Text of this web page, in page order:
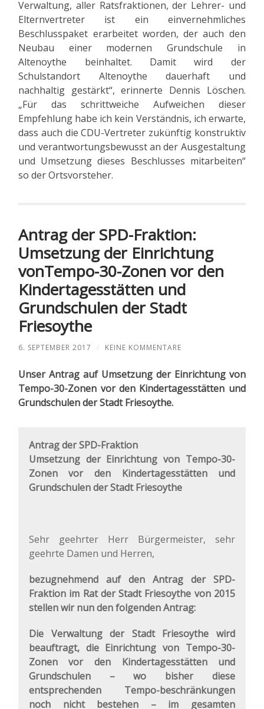
Verwaltung, aller Ratsfraktionen, der Lehrer- und
Elternvertreter ist ein einvernehmliches
Beschlusspaket erarbeitet worden, der auch den
Neubau einer modernen Grundschule in
Altenoythe beinhaltet. Damit wird der
Schulstandort Altenoythe dauerhaft und
nachhaltig gestärkt“, erinnerte Dennis Löschen.
„Für das schrittweiche Aufweichen dieser
Empfehlung habe ich kein Verständnis, ich erwarte,
dass auch die CDU-Vertreter zukünftig konstruktiv
und verantwortungsbewusst an der Ausgestaltung
und Umsetzung dieses Beschlusses mitarbeiten“
so der Ortsvorsteher.
Antrag der SPD-Fraktion:
Umsetzung der Einrichtung
vonTempo-30-Zonen vor den
Kindertagesstätten und
Grundschulen der Stadt
Friesoythe
6. SEPTEMBER 2017 / KEINE KOMMENTARE
Unser Antrag auf Umsetzung der Einrichtung von
Tempo-30-Zonen vor den Kindertagesstätten und
Grundschulen der Stadt Friesoythe.
Antrag der SPD-Fraktion
Umsetzung der Einrichtung von Tempo-30-
Zonen vor den Kindertagesstätten und
Grundschulen der Stadt Friesoythe
Sehr geehrter Herr Bürgermeister, sehr
geehrte Damen und Herren,
bezugnehmend auf den Antrag der SPD-
Fraktion im Rat der Stadt Friesoythe von 2015
stellen wir nun den folgenden Antrag:
Die Verwaltung der Stadt Friesoythe wird
beauftragt, die Einrichtung von Tempo-30-
Zonen vor den Kindertagesstätten und
Grundschulen – wo bisher diese
entsprechenden Tempo-beschränkungen
noch nicht bestehen – im gesamten